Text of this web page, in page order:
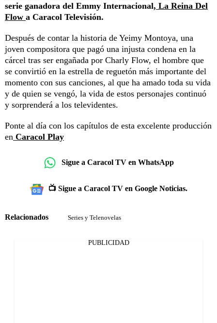
serie ganadora del Emmy Internacional, La Reina Del
Flow a Caracol Televisión.
Después de contar la historia de Yeimy Montoya, una
joven compositora que pagó una injusta condena en la
cárcel tras ser engañada por Charly Flow, el hombre que
se convirtió en la estrella de reguetón más importante del
momento con sus canciones, al que ha amado toda su vida
y de quien se vengó, la vida de estos personajes continuó
y sorprenderá a los televidentes.
Ponte al día con los capítulos de esta excelente producción
en Caracol Play
Sigue a Caracol TV en WhatsApp
📺 Sigue a Caracol TV en Google Noticias.
Relacionados Series y Telenovelas
PUBLICIDAD